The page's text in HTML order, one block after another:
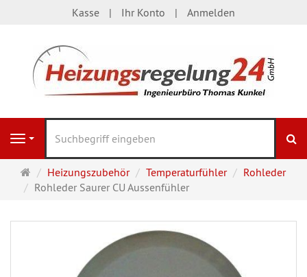
Kasse Ihr Konto Anmelden
Navigation
Startseite
Heizungszubehör Temperaturfühler
Rohleder
Rohleder Saurer CU Aussenfühler